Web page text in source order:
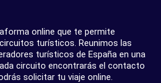
online que te permite
turísticos. Reunimos las
turísticos de España en una
circuito encontrarás el contacto
solicitar tu viaje online.